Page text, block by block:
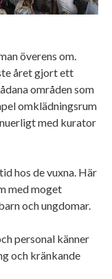
överens om.
året gjort ett
områden som
omklädningsrum
med kurator
hos de vuxna. Här
med moget
och ungdomar.
personal känner
och kränkande